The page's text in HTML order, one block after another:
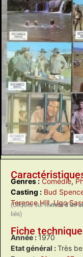
Genres : Comédie,
Casting : Bud
Terence Hill,Ugo
(Cliquez sur lenom d’un
liés)
Fiche
Année : 1970
Etat général :Très